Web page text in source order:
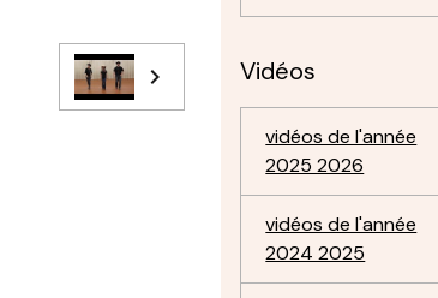
Vidéos
vidéos de l'année
2025 2026
vidéos de l'année
2024 2025